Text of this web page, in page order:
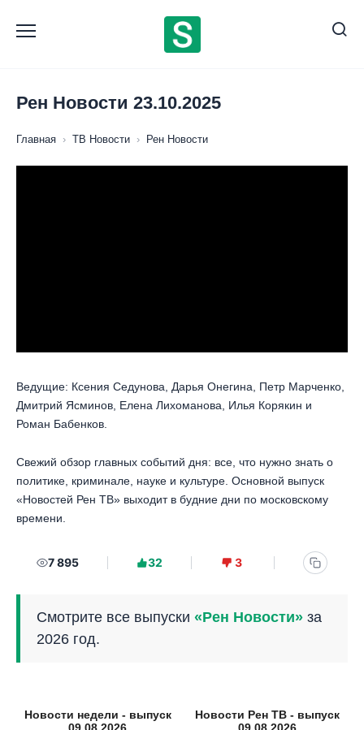
содержанию
Рен Новости 23.10.2025
Главная › ТВ Новости › Рен Новости
Ведущие: Ксения Седунова, Дарья Онегина, Петр Марченко,
Дмитрий Ясминов, Елена Лихоманова, Илья Корякин и
Роман Бабенков.
Свежий обзор главных событий дня: все, что нужно знать о
политике, криминале, науке и культуре. Основной выпуск
«Новостей Рен ТВ» выходит в будние дни по московскому
времени.
7 895 32 3
Смотрите все выпуски «Рен Новости» за
2026 год.
Новости недели - выпуск
09.08.2026
Новости Рен ТВ - выпуск
09.08.2026